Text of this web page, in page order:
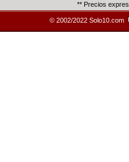
** Precios
© 2002/2022 Solo10.com